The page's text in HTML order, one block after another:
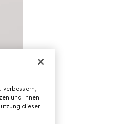
und Ihnen
dieser